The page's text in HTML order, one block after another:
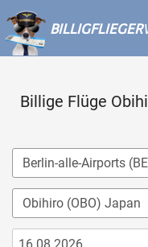
BILLIGFLIEGER
Billige Flüge